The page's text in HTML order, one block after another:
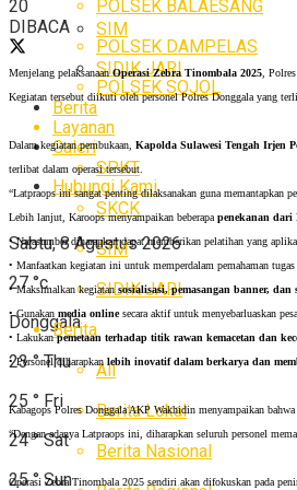
SIM
SIDIK JARI
Berita
Galeri
Hubungi Kami
Sabtu, 8 Agustus 2026
27 °c
Donggala
23 ° Thu
25 ° Fri
24 ° Sat
25 ° Sun
POLSEK BALAESANG
POLSEK DAMPELAS
POLSEK SOJOL
Layanan
SPKT
SKCK
SIM
SIDIK JARI
Berita
All
Berita Lokal
Berita Nasional
20
DIBACA
Menjelang pelaksanaanOperasi Zebra Tinombala 2025,
Kegiatan tersebut diikuti oleh personel Polres Donggala yang
Dalam kegiatan pembukaan, Kapolda Sulawesi Tengah Irjen
terlibat dalam operasi tersebut.
“Latpraops ini sangat penting dilaksanakan guna memantapkan
Lebih lanjut, Karoops menyampaikan beberapapenekanan dari
• Narasumber diharapkan dapat memberikan pelatihan yang
• Manfaatkan kegiatan ini untuk memperdalam pemahaman
• Maksimalkan kegiatan sosialisasi, pemasangan banner,
• Gunakan media onlinesecara aktif untuk menyebarluaskan
• Lakukanpemetaan terhadap titik rawan kemacetan dan
• Personel diharapkan lebih inovatif dalam berkarya dan
Kabagops Polres Donggala AKP Wakhidin menyampaikan
“Dengan adanya Latpraops ini, diharapkan seluruh personel
Operasi Zebra Tinombala 2025 sendiri akan difokuskan pada